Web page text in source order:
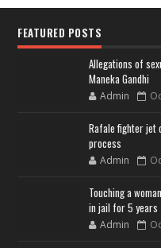
FEATURED POSTS
Allegations of
Maneka Gandhi
Admin
Rafale fighter jet
process
Admin
Touching a
in jail for 5 years
Admin